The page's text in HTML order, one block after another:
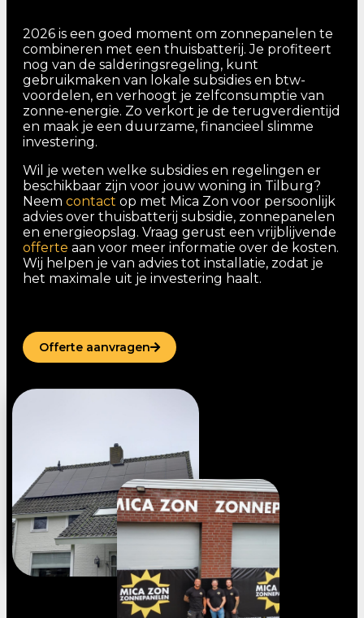
2026 is een goed moment om zonnepanelen te
combineren met een thuisbatterij. Je profiteert
nog van de salderingsregeling, kunt
gebruikmaken van lokale subsidies en btw-
voordelen, en verhoogt je zelfconsumptie van
zonne-energie. Zo verkort je de terugverdientijd
en maak je een duurzame, financieel slimme
investering.
Wil je weten welke subsidies en regelingen er
beschikbaar zijn voor jouw woning in Tilburg?
Neem contact op met Mica Zon voor persoonlijk
advies over thuisbatterij subsidie, zonnepanelen
en energieopslag. Vraag gerust een vrijblijvende
offerte aan voor meer informatie over de kosten.
Wij helpen je van advies tot installatie, zodat je
het maximale uit je investering haalt.
Offerte aanvragen